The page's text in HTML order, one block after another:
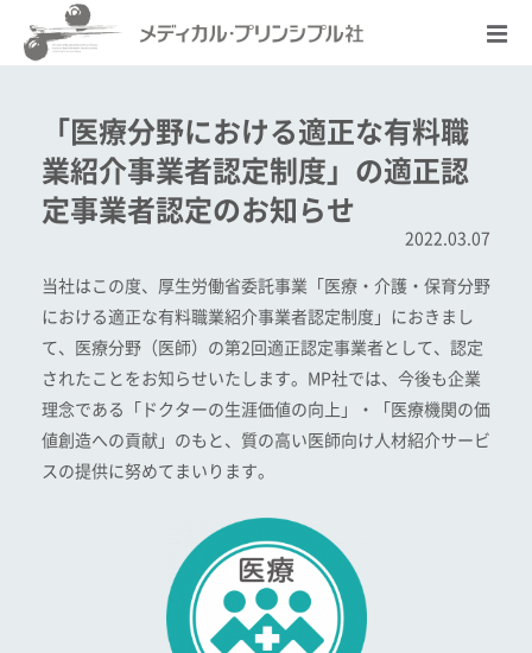
「医療分野における適正な有料職
業紹介事業者認定制度」の適正認
定事業者認定のお知らせ
2022.03.07
当社はこの度、厚生労働省委託事業「医療・介護・保育分野
における適正な有料職業紹介事業者認定制度」におきまし
て、医療分野（医師）の第2回適正認定事業者として、認定
されたことをお知らせいたします。MP社では、今後も企業
理念である「ドクターの生涯価値の向上」・「医療機関の価
値創造への貢献」のもと、質の高い医師向け人材紹介サービ
スの提供に努めてまいります。